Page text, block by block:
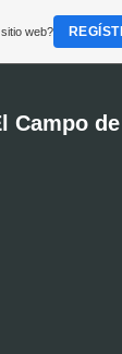
Campo
web?